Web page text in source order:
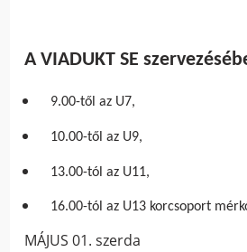
A VIADUKT SE
9.00-től az U7,
10.00-től az U9,
13.00-tól az U11,
16.00-tól az U13 korcsoport
MÁJUS 01. szerda